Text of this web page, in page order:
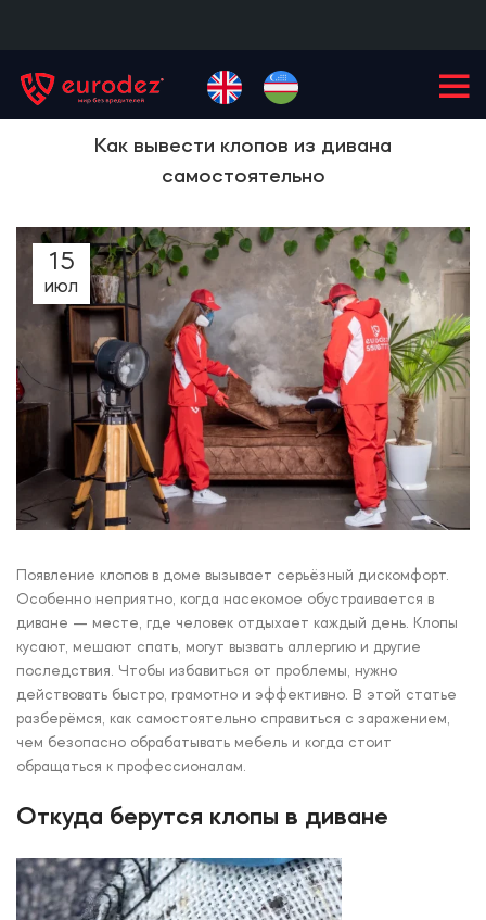
Как вывести клопов из дивана
самостоятельно
15
ИЮЛ
Появление клопов в доме вызывает серьёзный дискомфорт.
Особенно неприятно, когда насекомое обустраивается в
диване — месте, где человек отдыхает каждый день. Клопы
кусают, мешают спать, могут вызвать аллергию и другие
последствия. Чтобы избавиться от проблемы, нужно
действовать быстро, грамотно и эффективно. В этой статье
разберёмся, как самостоятельно справиться с заражением,
чем безопасно обрабатывать мебель и когда стоит
обращаться к профессионалам.
Откуда берутся клопы в диване